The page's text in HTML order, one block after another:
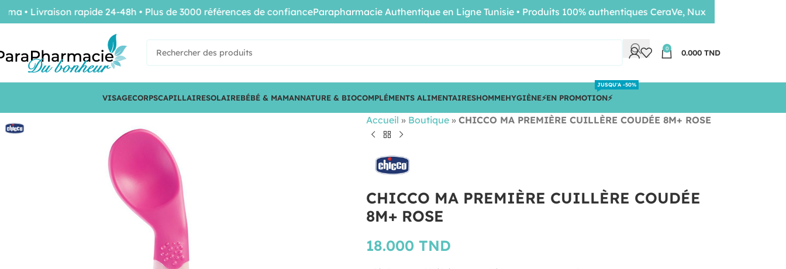
0 0.000 TND
VISAGECORPSCAPILLAIRESOLAIREBÉBÉ & MAMANNATURE & BIOCOMPLÉMENTS ALIMENTAIRESHOMMEHYGIÈNE⚡️EN PROMOTION⚡️
JUSQU'A -50%
Accueil » Boutique» CHICCO MA PREMIÈRE CUILLÈRE COUDÉE 8M+ ROSE
CHICCO MA PREMIÈRE CUILLÈRE COUDÉE
8M+ ROSE
18.000 TND
Livraison rapide 24-48h • Plus de 3000 références de confianceParapharmacie Authentique en Ligne Tunisie • Produits 100% authentiques CeraVe, Nuxe, Bioderma •